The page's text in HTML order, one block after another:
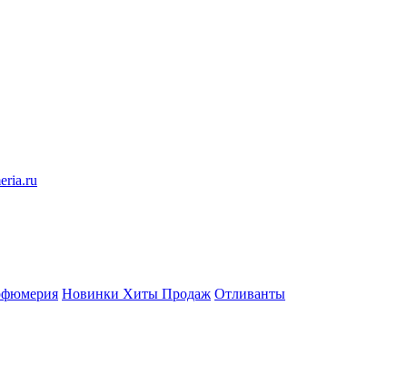
Новинки Хиты Продаж Отливанты